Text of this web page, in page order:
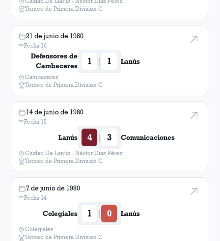
Torneo de Primera Division C
21 de junio de 1980
Fecha 16
Defensores de
Cambaceres
1 | 1 Lanús
Cambaceres
Torneo de Primera Division C
14 de junio de 1980
Fecha 15
Lanús 4 | 3 Comunicaciones
Ciudad De Lanús - Néstor Diaz Pérez
Torneo de Primera Division C
7 de junio de 1980
Fecha 14
Colegiales 1 | 0 Lanús
Colegiales
Torneo de Primera Division C